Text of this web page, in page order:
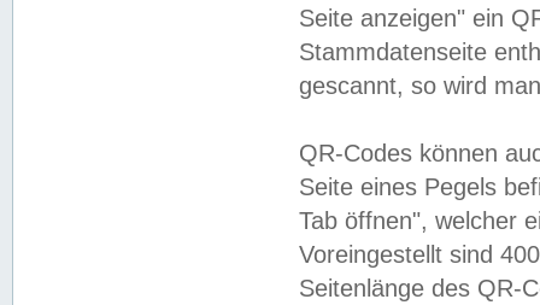
Seite anzeigen" ein
Stammdatenseite
gescannt, so wird
QR-Codes können
Seite eines Pegels
Tab öffnen", welcher
Voreingestellt sind
Seitenlänge des QR-